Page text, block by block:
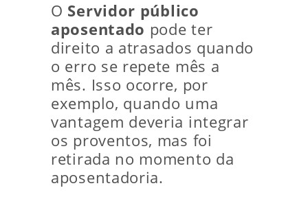
O Servidor público
aposentado pode ter
direito a atrasados quando
o erro se repete mês a
mês. Isso ocorre, por
exemplo, quando uma
vantagem deveria integrar
os proventos, mas foi
retirada no momento da
aposentadoria.